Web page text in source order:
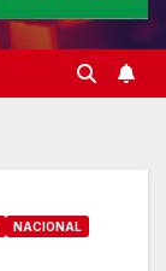
NACIONAL